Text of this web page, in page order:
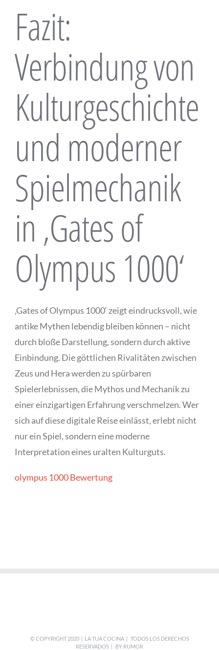
Fazit:
Verbindung von
Kulturgeschichte
und moderner
Spielmechanik
in ‚Gates of
Olympus 1000‘
‚Gates of Olympus 1000‘ zeigt eindrucksvoll, wie
antike Mythen lebendig bleiben können – nicht
durch bloße Darstellung, sondern durch aktive
Einbindung. Die göttlichen Rivalitäten zwischen
Zeus und Hera werden zu spürbaren
Spielerlebnissen, die Mythos und Mechanik zu
einer einzigartigen Erfahrung verschmelzen. Wer
sich auf diese digitale Reise einlässt, erlebt nicht
nur ein Spiel, sondern eine moderne
Interpretation eines uralten Kulturguts.
olympus 1000 Bewertung
© COPYRIGHT 2020 | LA TUA COCINA | TODOS LOS DERECHOS
RESERVADOS | BY RUMOR